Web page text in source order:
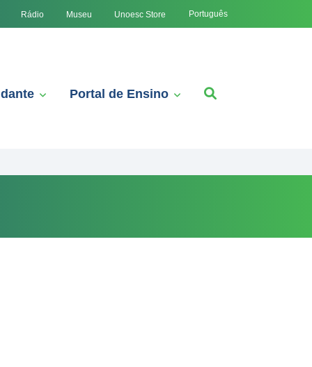
Rádio Museu Unoesc Store Português
Portal de Ensino